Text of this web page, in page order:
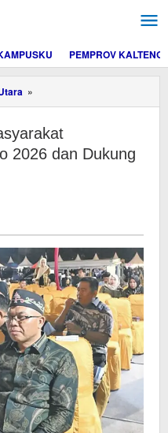
PEMPROV KALTENG
»
Sriwitanto
Masyarakat
Sukseskan
Batara
UMKM
Lokal
2026 dan Dukung